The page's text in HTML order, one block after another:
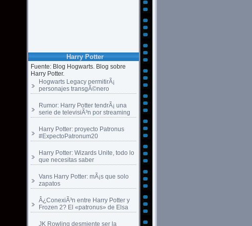
Harry Potter
Fuente: Blog Hogwarts. Blog sobre
Harry Potter.
Hogwarts Legacy permitirÃ¡
personajes transgÃ©nero
Rumor: Harry Potter tendrÃ¡ una
serie de televisiÃ³n por streaming
Harry Potter: proyecto Patronus
#ExpectoPatronum20
Harry Potter: Wizards Unite, todo lo
que necesitas saber
Vans Harry Potter: mÃ¡s que solo
zapatos
Â¿ConexiÃ³n entre Harry Potter y
Frozen 2? El «patronus» de Elsa
JK Rowling desmiente ser la